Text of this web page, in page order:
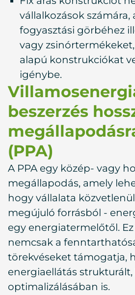
vállalkozások számára,
fogyasztási görbéhez
vagy
alapú konstrukciókat
igénybe.
beszerzés
(PPA)
A PPA egy közép- vagy
megállapodás, amely
hogy vállalata
megújuló forrásból -
egy energiatermelőtől.
nemcsak a
törekvéseket támogatja,
energiaellátás
optimalizálásában is.